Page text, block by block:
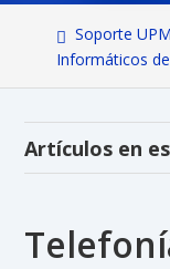
Soporte UPM
Informáticos
Artículos en